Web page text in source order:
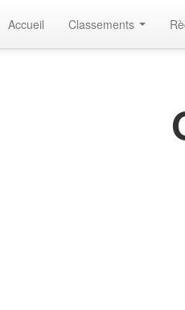
Accueil Classements